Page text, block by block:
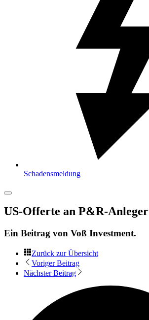
Schadensmeldung
US-Offerte an P&R-Anleger
Ein Beitrag von Voß Investment.
Zurück zur Übersicht
Voriger Beitrag
Nächster Beitrag